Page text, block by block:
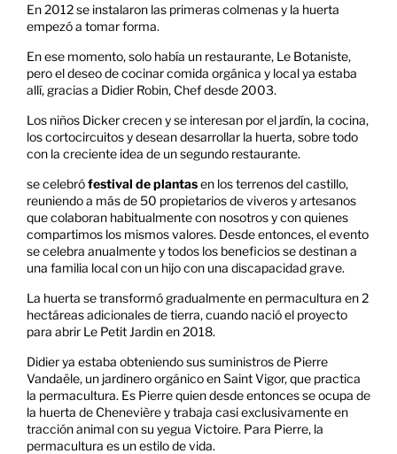
En 2012 se instalaron las primeras colmenas y la huerta
empezó a tomar forma.
En ese momento, solo había un restaurante, Le Botaniste,
pero el deseo de cocinar comida orgánica y local ya estaba
allí, gracias a Didier Robin, Chef desde 2003.
Los niños Dicker crecen y se interesan por el jardín, la cocina,
los cortocircuitos y desean desarrollar la huerta, sobre todo
con la creciente idea de un segundo restaurante.
se celebrófestival de plantasen los terrenos del castillo,
reuniendo a más de 50 propietarios de viveros y artesanos
que colaboran habitualmente con nosotros y con quienes
compartimos los mismos valores. Desde entonces, el evento
se celebra anualmente y todos los beneficios se destinan a
una familia local con un hijo con una discapacidad grave.
La huerta se transformó gradualmente en permacultura en 2
hectáreas adicionales de tierra, cuando nació el proyecto
para abrir Le Petit Jardin en 2018.
Didier ya estaba obteniendo sus suministros de Pierre
Vandaële, un jardinero orgánico en Saint Vigor, que practica
la permacultura. Es Pierre quien desde entonces se ocupa de
la huerta de Chenevière y trabaja casi exclusivamente en
tracción animal con su yegua Victoire. Para Pierre, la
permacultura es un estilo de vida.